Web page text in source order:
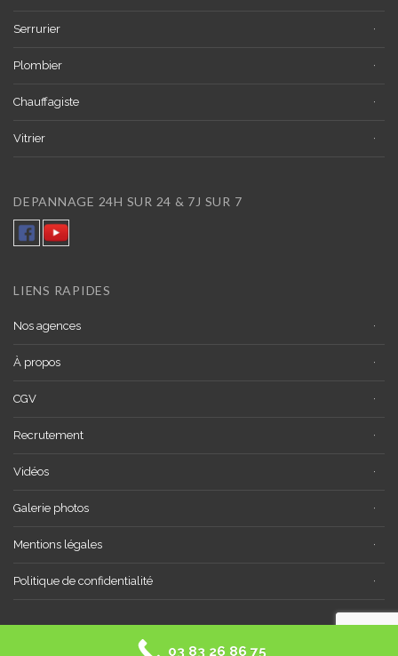
Serrurier
Plombier
Chauffagiste
Vitrier
DEPANNAGE 24H SUR 24 & 7J SUR 7
LIENS RAPIDES
Nos agences
À propos
CGV
Recrutement
Vidéos
Galerie photos
Mentions légales
Politique de confidentialité
03 83 26 86 75